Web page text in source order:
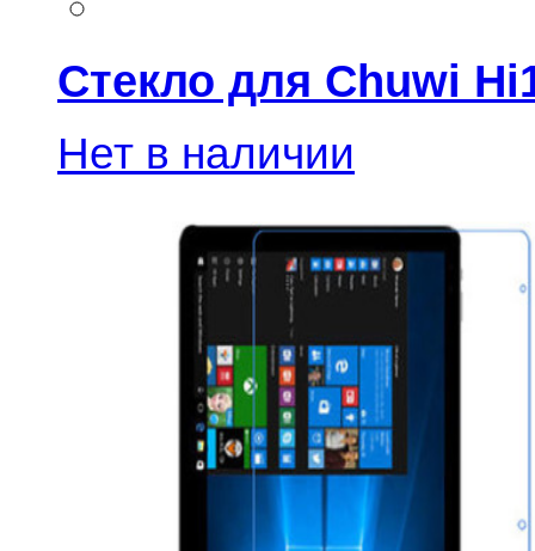
Стекло для Chuwi
Нет в наличии